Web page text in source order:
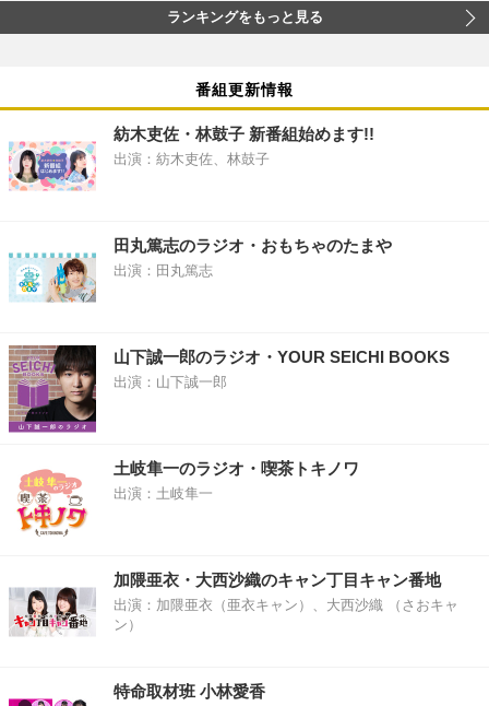
ランキングをもっと見る
番組更新情報
紡木吏佐・林鼓子 新番組始めます!!
出演：紡木吏佐、林鼓子
田丸篤志のラジオ・おもちゃのたまや
出演：田丸篤志
山下誠一郎のラジオ・YOUR SEICHI BOOKS
出演：山下誠一郎
土岐隼一のラジオ・喫茶トキノワ
出演：土岐隼一
加隈亜衣・大西沙織のキャン丁目キャン番地
出演：加隈亜衣（亜衣キャン）、大西沙織 （さおキャ
ン）
特命取材班 小林愛香